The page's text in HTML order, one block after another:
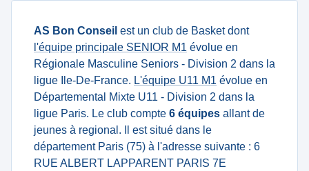
AS Bon Conseil est un club de Basket dont
l'équipe principale SENIOR M1 évolue en
Régionale Masculine Seniors - Division 2 dans la
ligue Ile-De-France. L'équipe U11 M1 évolue en
Départemental Mixte U11 - Division 2 dans la
ligue Paris. Le club compte 6 équipes allant de
jeunes à regional. Il est situé dans le
département Paris (75) à l'adresse suivante : 6
RUE ALBERT LAPPARENT PARIS 7E